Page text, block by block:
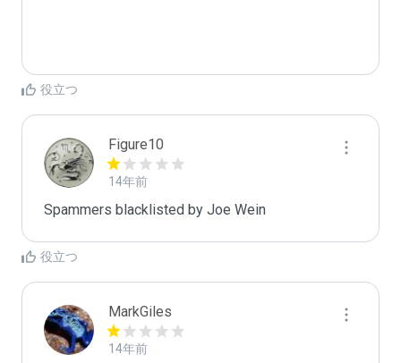
役立つ
Figure10
14年前
Spammers blacklisted by Joe Wein
役立つ
MarkGiles
14年前